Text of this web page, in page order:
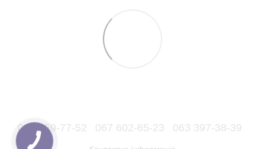
066 559-77-52 067 602-65-23 063 397-38-39